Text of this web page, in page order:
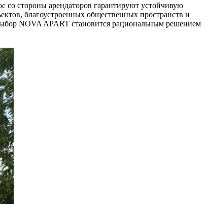
со стороны арендаторов гарантируют устойчивую
благоустроенных общественных пространств и
NOVA APART становится рациональным решением